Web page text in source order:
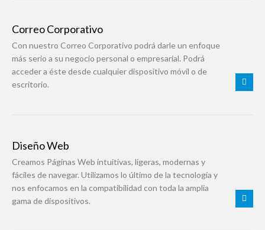
Correo Corporativo
Con nuestro Correo Corporativo podrá darle un enfoque
más serio a su negocio personal o empresarial. Podrá
acceder a éste desde cualquier dispositivo móvil o de
escritorio.
Diseño Web
Creamos Páginas Web intuitivas, ligeras, modernas y
fáciles de navegar. Utilizamos lo último de la tecnología y
nos enfocamos en la compatibilidad con toda la amplia
gama de dispositivos.